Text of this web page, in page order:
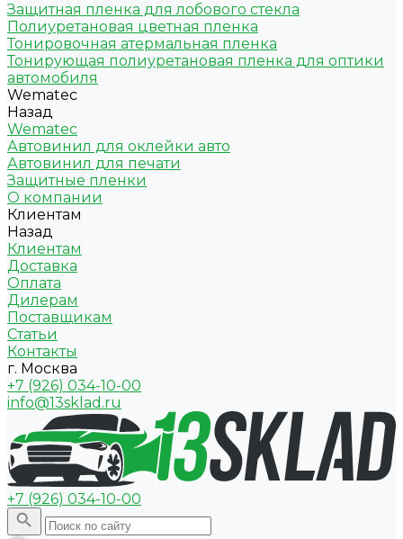
Защитная пленка для лобового стекла
Полиуретановая цветная пленка
Тонировочная атермальная пленка
Тонирующая полиуретановая пленка для оптики
автомобиля
Wematec
Назад
Wematec
Автовинил для оклейки авто
Автовинил для печати
Защитные пленки
О компании
Клиентам
Назад
Клиентам
Доставка
Оплата
Дилерам
Поставщикам
Статьи
Контакты
г. Москва
+7 (926) 034-10-00
info@13sklad.ru
+7 (926) 034-10-00